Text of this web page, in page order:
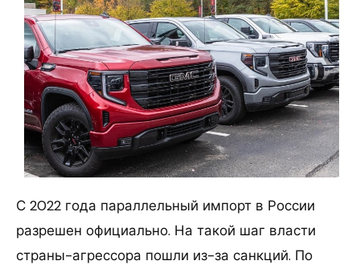
С 2022 года параллельный импорт в России
разрешен официально. На такой шаг власти
страны-агрессора пошли из-за санкций. По